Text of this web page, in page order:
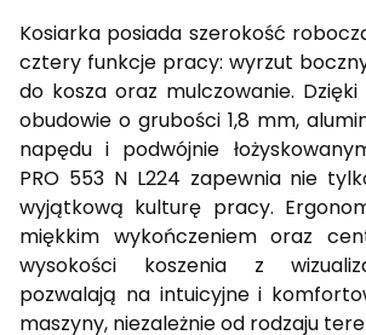
Kosiarka posiada szerokość
cztery funkcje pracy: wyrzut
do kosza oraz mulczowanie.
obudowie o grubości 1,8 mm,
napędu i podwójnie
PRO 553 N L224 zapewnia nie
wyjątkową kulturę pracy.
miękkim wykończeniem oraz
wysokości koszenia z
pozwalają na intuicyjne i
maszyny, niezależnie od rodzaju